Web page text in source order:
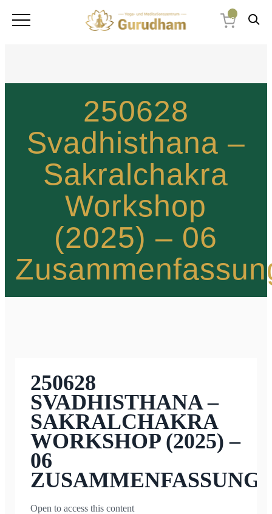
0
250628
Svadhisthana –
Sakralchakra
Workshop
(2025) – 06
250628
SVADHISTHANA –
SAKRALCHAKRA
WORKSHOP (2025) –
06
ZUSAMMENFASSUNG
Open to access this content